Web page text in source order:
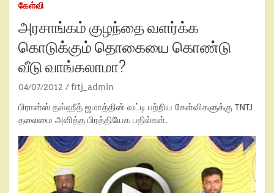
கேள்வி
அரசாங்கம் குழந்தை வளர்க்க
கொடுக்கும் தொகையை கொண்டு
வீடு வாங்கலாமா?
04/07/2012 frtj_admin
பிரான்ஸ் தவ்ஹீத் ஜமாத்தின் வட்டி பற்றிய கேள்விகளுக்கு TNTJ
தலைமை அளித்த பிரத்தியேக பதில்கள்.